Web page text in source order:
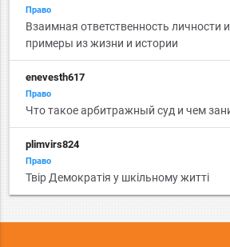
Право
Взаимная ответственность личности
примеры из жизни и истории
enevesth617
Право
Что такое арбитражный суд и чем
plimvirs824
Право
Твір Демократія у шкільному житті